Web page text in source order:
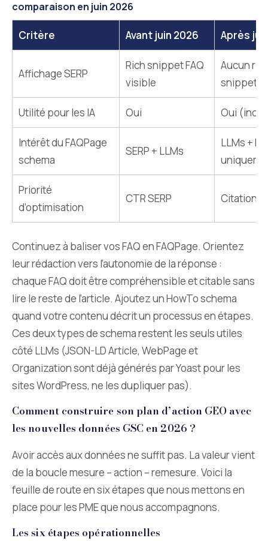
comparaison en juin 2026
Critère Avant juin 2026 Après
Affichage SERP
Rich snippet FAQ
visible
Aucun
snippet
Utilité pour les IA Oui Oui
Intérêt du FAQPage
schema
SERP + LLMs
LLMs +
Priorité
d’optimisation
CTR SERP Citation IA
Continuez à baliser vos FAQ en FAQPage. Orientez
leur rédaction vers l’autonomie de la réponse :
chaque FAQ doit être compréhensible et citable sans
lire le reste de l’article. Ajoutez un HowTo schema
quand votre contenu décrit un processus en étapes.
Ces deux types de schema restent les seuls utiles
côté LLMs (JSON-LD Article, WebPage et
Organization sont déjà générés par Yoast pour les
sites WordPress, ne les dupliquer pas).
Comment construire son plan d’action GEO avec
les nouvelles données GSC en 2026 ?
Avoir accès aux données ne suffit pas. La valeur vient
de la boucle mesure – action – remesure. Voici la
feuille de route en six étapes que nous mettons en
place pour les PME que nous accompagnons.
Les six étapes opérationnelles